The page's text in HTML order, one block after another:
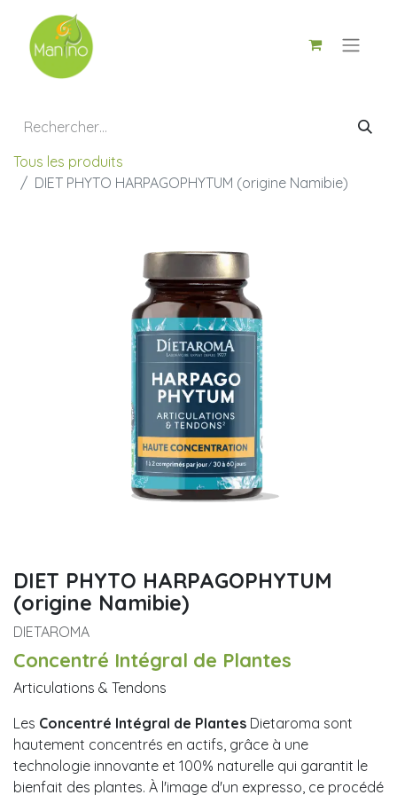
Tous les produits
DIET PHYTO HARPAGOPHYTUM (origine Namibie)
DIET PHYTO HARPAGOPHYTUM
(origine Namibie)
DIETAROMA
Concentré Intégral de Plantes
Articulations & Tendons
Les Concentré Intégral de Plantes Dietaroma sont
hautement concentrés en actifs, grâce à une
technologie innovante et 100% naturelle qui garantit le
bienfait des plantes. À l'image d'un expresso, ce procédé